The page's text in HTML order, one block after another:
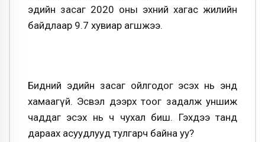
эдийн засаг 2020 оны эхний хагас жилийн
байдлаар 9.7 хувиар агшжээ.
Бидний эдийн засаг ойлгодог эсэх нь энд
хамаагүй. Эсвэл дээрх тоог задалж уншиж
чаддаг эсэх нь ч чухал биш. Гэхдээ танд
дараах асуудлууд тулгарч байна уу?